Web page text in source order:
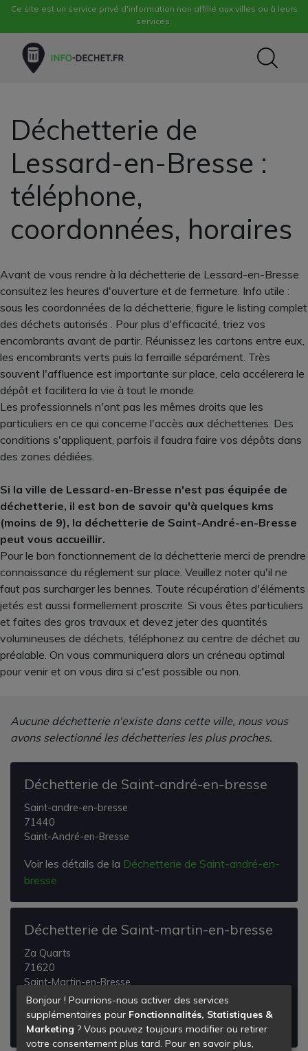
Ce site est un service privé d'information non affilié aux villes ou à leurs
services.
Déchetterie de
Lessard-en-Bresse :
téléphone,
coordonnées, horaires
Avant de vous rendre à la déchetterie de Lessard-en-Bresse
consultez les heures d'ouverture et de fermeture. Info utile :
sous les coordonnées de la déchetterie, figure le listing complet
des déchets autorisés . Pour plus d'efficacité, triez vos
encombrants avant de partir. Réunissez les cartons entre eux,
les encombrants verts puis la ferraille séparément. Très
souvent l'affluence est importante sur place, cela accélerera le
dépôt et facilitera la vie à tout le monde.
Les professionnels n'ont pas les mêmes droits que les
particuliers en ce qui concerne l'accès aux déchetteries. Des
conditions s'appliquent, parfois il faudra faire vos dépôts dans
des zones dédiées.
Si la ville de Lessard-en-Bresse n'est pas équipée de
déchetterie, il est bon de savoir qu'à quelques kms
(moins de 9), la déchetterie de Saint-André-en-Bresse
peut vous accueillir.
Pour le bon fonctionnement de la déchetterie merci de prendre
connaissance du réglement sur place. Veuillez noter qu'il ne
faut pas surcharger les bennes. Toute récupération d'éléments
jetés est aussi formellement proscrite. Si vous êtes particuliers
et faites des gros travaux et devez jeter des quantités
volumineuses de déchets, téléphonez au centre de déchet au
préalable. On vous communiquera alors un créneau optimal
pour venir et on vous dira si c'est possible ou non.
Aucune déchetterie n'existe dans cette ville, nous vous
avons selectionné les déchetteries les plus proches.
Déchetterie de Saint-andré-en-bresse
Saint-andre-en-bresse
71440
Saint-André-en-Bresse
Voir les détails de la Déchetterie de Saint-andré-en-
bresse
Déchetterie de Saint-martin-en-bresse
Za Quarts
71620
Saint-Martin-en-Bresse
Voir les détails de la
Déchetterie de Saint-martin-en-
bresse
Bonjour ! Pourrions-nous activer des services
supplémentaires pour Fonctionnalités, Statistiques &
Marketing ? Vous pouvez toujours modifier ou retirer
votre consentement plus tard. Pour en savoir plus,